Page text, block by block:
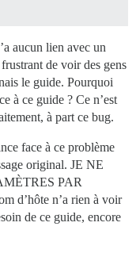
aucun lien avec un
de voir des gens
le guide. Pourquoi
à ce guide ? Ce n’est
à part ce bug.
face à ce problème
original. JE NE
PAR
d’hôte n’a rien à voir
de ce guide, encore